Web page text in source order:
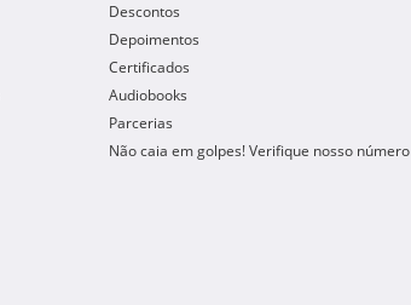
Descontos
Depoimentos
Certificados
Audiobooks
Parcerias
Não caia em golpes! Verifique nosso número